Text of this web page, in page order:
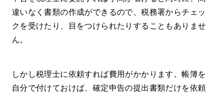
違いなく書類の作成ができるので、税務署からチェッ
クを受けたり、目をつけられたりすることもありませ
ん。
しかし税理士に依頼すれば費用がかかります。帳簿を
自分で付けておけば、確定申告の提出書類だけを依頼